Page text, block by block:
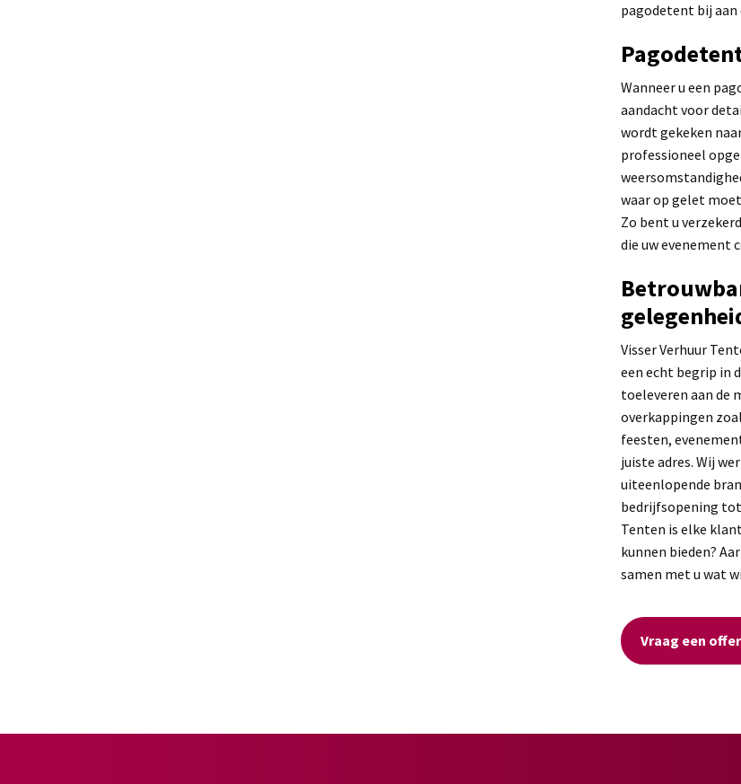
pagodetent bij
Wanneer u een
aandacht voor
wordt gekeken
professioneel
waar op gelet
Zo bent u
die uw evenement
Visser Verhuur
een echt begrip in
toeleveren aan de
overkappingen
feesten,
juiste adres. Wij
uiteenlopende
bedrijfsopening
Tenten is elke
kunnen bieden?
samen met u wat
Vraag een